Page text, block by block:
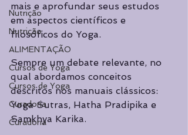
Nutrição
Nutrição
ALIMENTAÇÃO
Cursos de Yoga
Cursos de Yoga
Curadoria
Curadoria
mais e aprofundar seus estudos
em aspectos científicos e
filosóficos do Yoga.
Sempre um debate relevante, no
qual abordamos conceitos
descritos nos manuais clássicos:
Yoga Sutras, Hatha Pradipika e
Samkhya Karika.